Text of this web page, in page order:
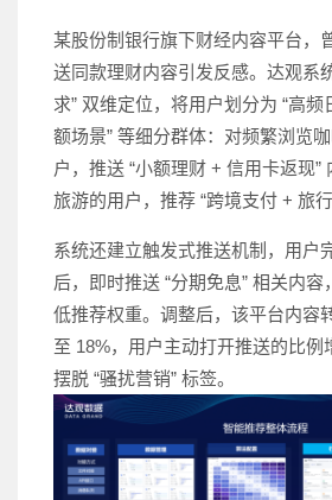
某股份制银行旗下财经内容平台，
送同款理财内容引发反感。达观系
求” 双维定位，将用户划分为 “高
额场景” 等细分群体：对频繁浏览
户，推送 “小额理财 + 信用卡返现”
旅游的用户，推荐 “跨境支付 + 旅行
系统还建立触发式推送机制，用户
后，即时推送 “分期免息” 相关内
低推荐权重。调整后，该平台内容
至 18%，用户主动打开推送的比例
摆脱 “骚扰营销” 标签。